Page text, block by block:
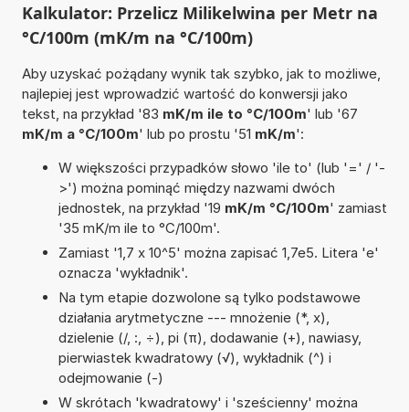
Kalkulator: Przelicz Milikelwina per Metr na
°C/100m (mK/m na °C/100m)
Aby uzyskać pożądany wynik tak szybko, jak to możliwe,
najlepiej jest wprowadzić wartość do konwersji jako
tekst, na przykład '83 mK/m ile to °C/100m' lub '67
mK/m a °C/100m' lub po prostu '51 mK/m':
W większości przypadków słowo 'ile to' (lub '=' / '-
>') można pominąć między nazwami dwóch
jednostek, na przykład '19 mK/m °C/100m' zamiast
'35 mK/m ile to °C/100m'.
Zamiast '1,7 x 10^5' można zapisać 1,7e5. Litera 'e'
oznacza 'wykładnik'.
Na tym etapie dozwolone są tylko podstawowe
działania arytmetyczne --- mnożenie (*, x),
dzielenie (/, :, ÷), pi (π), dodawanie (+), nawiasy,
pierwiastek kwadratowy (√), wykładnik (^) i
odejmowanie (-)
W skrótach 'kwadratowy' i 'sześcienny' można